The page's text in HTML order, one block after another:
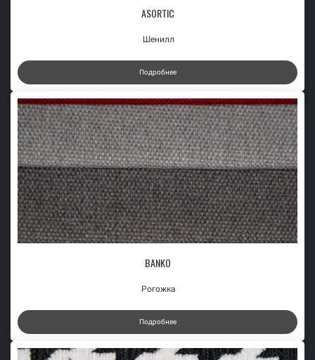
ASORTIC
Шенилл
Подробнее
BANKO
Рогожка
Подробнее